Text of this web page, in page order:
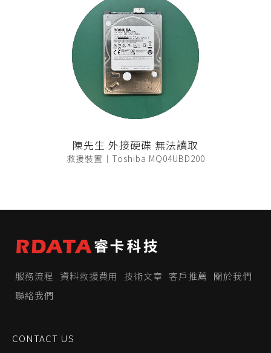
陳先生 外接硬碟 無法讀取
救援裝置｜Toshiba MQ04UBD200
服務流程 資料救援費用 技術文章 客戶推薦
關於我們
聯絡我們
CONTACT US